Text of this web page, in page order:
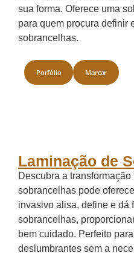
sua forma. Oferece uma
para quem procura definir
sobrancelhas.
Porfólio Marcar
Laminação de
Descubra a
sobrancelhas pode
invasivo alisa, define e dá
sobrancelhas,
bem cuidado. Perfeito
deslumbrantes sem a